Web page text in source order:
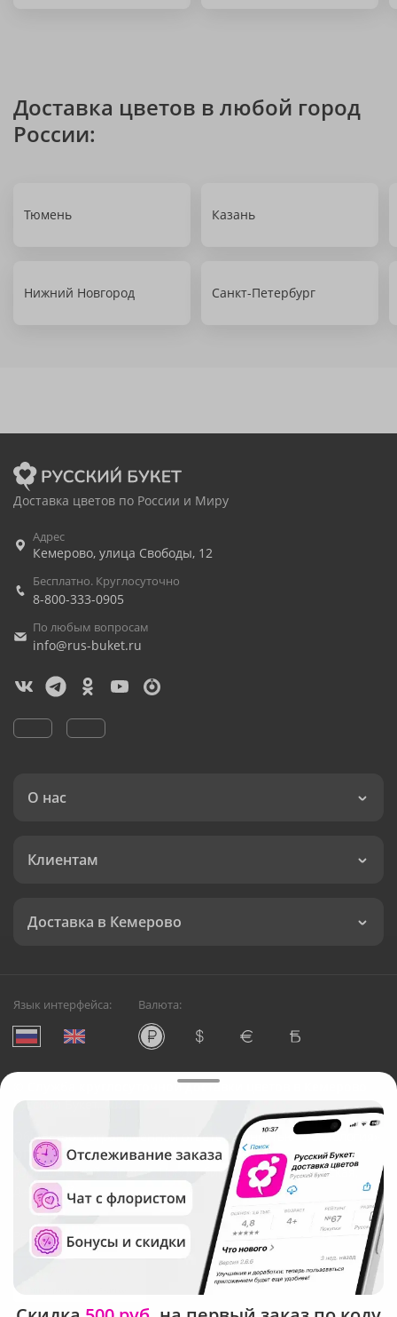
Доставка цветов в любой город
России:
Тюмень Казань
Нижний Новгород Санкт-Петербург
Доставка цветов по России и Миру
Адрес
Кемерово, улица Свободы, 12
Бесплатно. Круглосуточно
8-800-333-0905
По любым вопросам
info@rus-buket.ru
О нас
Клиентам
Доставка в Кемерово
Язык интерфейса: Валюта:
Служба круглосуточной доставки цветов в Кемерово
Русский Букет, 2026
Общество с ограниченной ответственностью «Технология»
ОГРН: 1195476081745, ИНН: 5410081997
Юридический адрес: г. Новосибирск, ул. Ипподромская,
д.42, оф. 3
Рейтинг Русского букета